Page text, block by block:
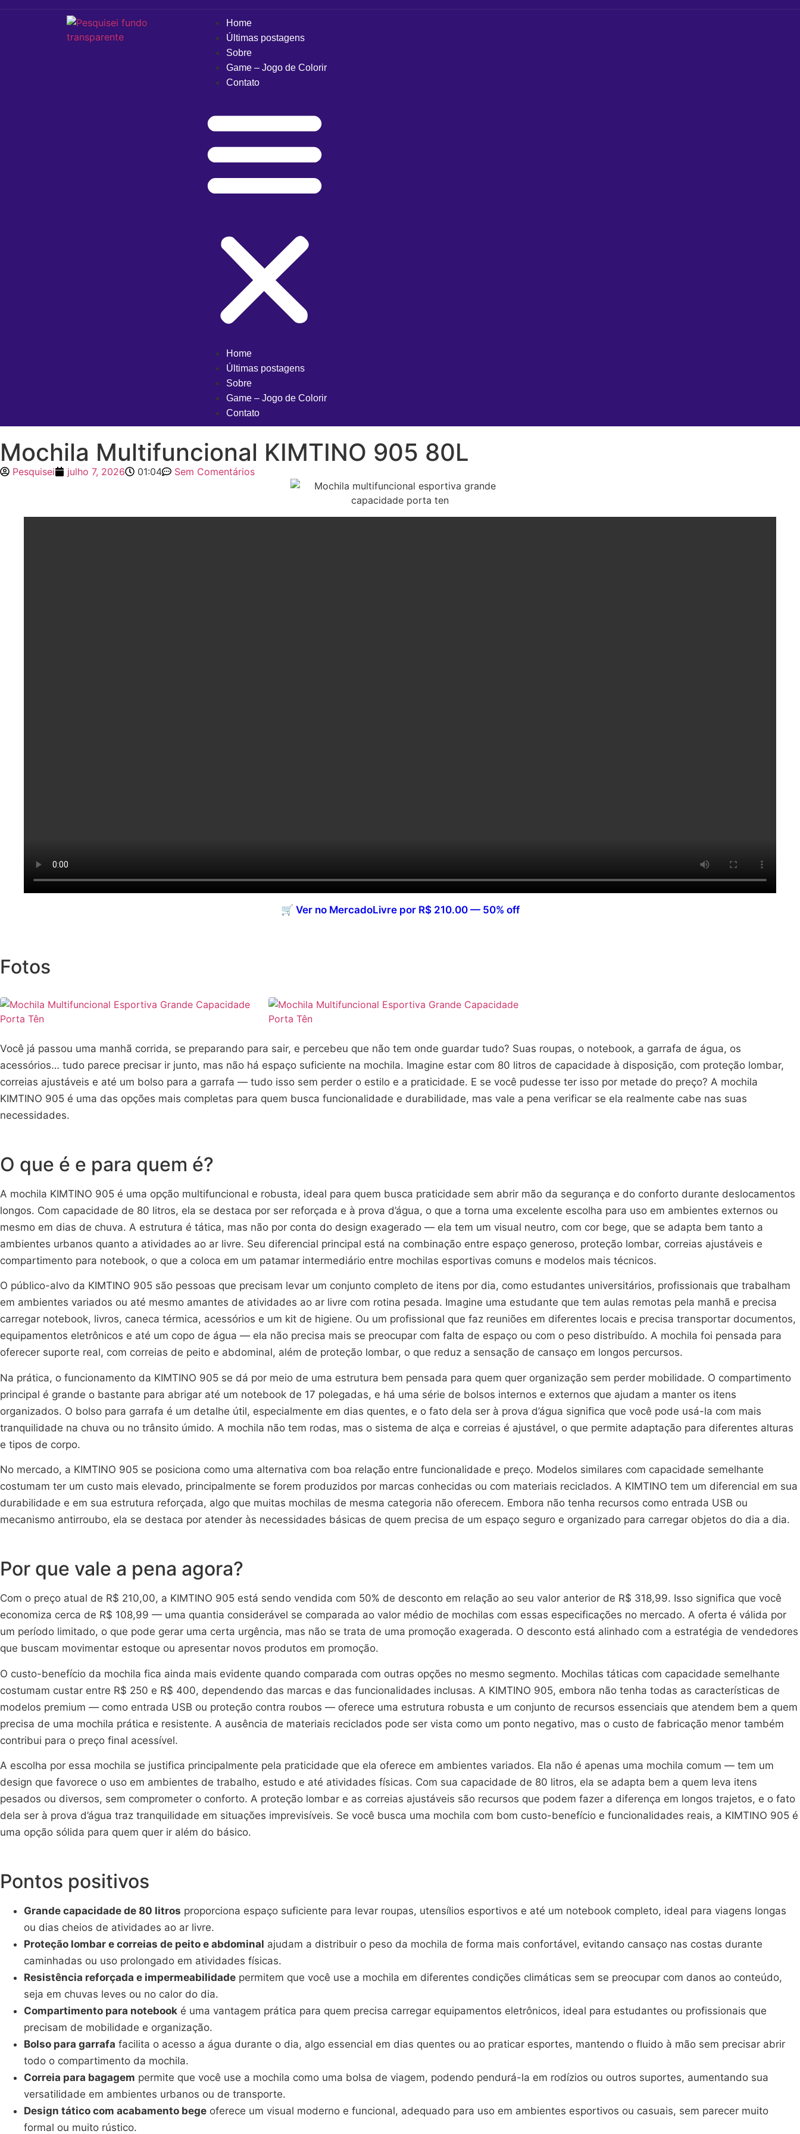
Home
Últimas postagens
Sobre
Game – Jogo de Colorir
Contato
Home
Últimas postagens
Sobre
Game – Jogo de Colorir
Contato
Mochila Multifuncional KIMTINO 905 80L
Pesquisei julho 7, 2026 01:04 Sem Comentários
🛒 Ver no MercadoLivre por R$ 210.00 — 50% off
Fotos
Você já passou uma manhã corrida, se preparando para sair, e percebeu que não tem onde guardar tudo? Suas roupas, o notebook, a garrafa de água, os
acessórios… tudo parece precisar ir junto, mas não há espaço suficiente na mochila. Imagine estar com 80 litros de capacidade à disposição, com proteção lombar,
correias ajustáveis e até um bolso para a garrafa — tudo isso sem perder o estilo e a praticidade. E se você pudesse ter isso por metade do preço? A mochila
KIMTINO 905 é uma das opções mais completas para quem busca funcionalidade e durabilidade, mas vale a pena verificar se ela realmente cabe nas suas
necessidades.
O que é e para quem é?
A mochila KIMTINO 905 é uma opção multifuncional e robusta, ideal para quem busca praticidade sem abrir mão da segurança e do conforto durante deslocamentos
longos. Com capacidade de 80 litros, ela se destaca por ser reforçada e à prova d’água, o que a torna uma excelente escolha para uso em ambientes externos ou
mesmo em dias de chuva. A estrutura é tática, mas não por conta do design exagerado — ela tem um visual neutro, com cor bege, que se adapta bem tanto a
ambientes urbanos quanto a atividades ao ar livre. Seu diferencial principal está na combinação entre espaço generoso, proteção lombar, correias ajustáveis e
compartimento para notebook, o que a coloca em um patamar intermediário entre mochilas esportivas comuns e modelos mais técnicos.
O público-alvo da KIMTINO 905 são pessoas que precisam levar um conjunto completo de itens por dia, como estudantes universitários, profissionais que trabalham
em ambientes variados ou até mesmo amantes de atividades ao ar livre com rotina pesada. Imagine uma estudante que tem aulas remotas pela manhã e precisa
carregar notebook, livros, caneca térmica, acessórios e um kit de higiene. Ou um profissional que faz reuniões em diferentes locais e precisa transportar documentos,
equipamentos eletrônicos e até um copo de água — ela não precisa mais se preocupar com falta de espaço ou com o peso distribuído. A mochila foi pensada para
oferecer suporte real, com correias de peito e abdominal, além de proteção lombar, o que reduz a sensação de cansaço em longos percursos.
Na prática, o funcionamento da KIMTINO 905 se dá por meio de uma estrutura bem pensada para quem quer organização sem perder mobilidade. O compartimento
principal é grande o bastante para abrigar até um notebook de 17 polegadas, e há uma série de bolsos internos e externos que ajudam a manter os itens
organizados. O bolso para garrafa é um detalhe útil, especialmente em dias quentes, e o fato dela ser à prova d’água significa que você pode usá-la com mais
tranquilidade na chuva ou no trânsito úmido. A mochila não tem rodas, mas o sistema de alça e correias é ajustável, o que permite adaptação para diferentes alturas
e tipos de corpo.
No mercado, a KIMTINO 905 se posiciona como uma alternativa com boa relação entre funcionalidade e preço. Modelos similares com capacidade semelhante
costumam ter um custo mais elevado, principalmente se forem produzidos por marcas conhecidas ou com materiais reciclados. A KIMTINO tem um diferencial em sua
durabilidade e em sua estrutura reforçada, algo que muitas mochilas de mesma categoria não oferecem. Embora não tenha recursos como entrada USB ou
mecanismo antirroubo, ela se destaca por atender às necessidades básicas de quem precisa de um espaço seguro e organizado para carregar objetos do dia a dia.
Por que vale a pena agora?
Com o preço atual de R$ 210,00, a KIMTINO 905 está sendo vendida com 50% de desconto em relação ao seu valor anterior de R$ 318,99. Isso significa que você
economiza cerca de R$ 108,99 — uma quantia considerável se comparada ao valor médio de mochilas com essas especificações no mercado. A oferta é válida por
um período limitado, o que pode gerar uma certa urgência, mas não se trata de uma promoção exagerada. O desconto está alinhado com a estratégia de vendedores
que buscam movimentar estoque ou apresentar novos produtos em promoção.
O custo-benefício da mochila fica ainda mais evidente quando comparada com outras opções no mesmo segmento. Mochilas táticas com capacidade semelhante
costumam custar entre R$ 250 e R$ 400, dependendo das marcas e das funcionalidades inclusas. A KIMTINO 905, embora não tenha todas as características de
modelos premium — como entrada USB ou proteção contra roubos — oferece uma estrutura robusta e um conjunto de recursos essenciais que atendem bem a quem
precisa de uma mochila prática e resistente. A ausência de materiais reciclados pode ser vista como um ponto negativo, mas o custo de fabricação menor também
contribui para o preço final acessível.
A escolha por essa mochila se justifica principalmente pela praticidade que ela oferece em ambientes variados. Ela não é apenas uma mochila comum — tem um
design que favorece o uso em ambientes de trabalho, estudo e até atividades físicas. Com sua capacidade de 80 litros, ela se adapta bem a quem leva itens
pesados ou diversos, sem comprometer o conforto. A proteção lombar e as correias ajustáveis são recursos que podem fazer a diferença em longos trajetos, e o fato
dela ser à prova d’água traz tranquilidade em situações imprevisíveis. Se você busca uma mochila com bom custo-benefício e funcionalidades reais, a KIMTINO 905 é
uma opção sólida para quem quer ir além do básico.
Pontos positivos
Grande capacidade de 80 litros proporciona espaço suficiente para levar roupas, utensílios esportivos e até um notebook completo, ideal para viagens longas
ou dias cheios de atividades ao ar livre.
Proteção lombar e correias de peito e abdominal ajudam a distribuir o peso da mochila de forma mais confortável, evitando cansaço nas costas durante
caminhadas ou uso prolongado em atividades físicas.
Resistência reforçada e impermeabilidade permitem que você use a mochila em diferentes condições climáticas sem se preocupar com danos ao conteúdo,
seja em chuvas leves ou no calor do dia.
Compartimento para notebook é uma vantagem prática para quem precisa carregar equipamentos eletrônicos, ideal para estudantes ou profissionais que
precisam de mobilidade e organização.
Bolso para garrafa facilita o acesso a água durante o dia, algo essencial em dias quentes ou ao praticar esportes, mantendo o fluido à mão sem precisar abrir
todo o compartimento da mochila.
Correia para bagagem permite que você use a mochila como uma bolsa de viagem, podendo pendurá-la em rodízios ou outros suportes, aumentando sua
versatilidade em ambientes urbanos ou de transporte.
Design tático com acabamento bege oferece um visual moderno e funcional, adequado para uso em ambientes esportivos ou casuais, sem parecer muito
formal ou muito rústico.